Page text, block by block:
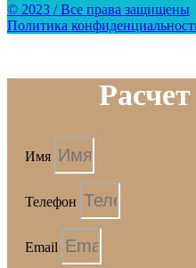
© 2023 / Все права защищены
Политика
Имя
Телефон
Email